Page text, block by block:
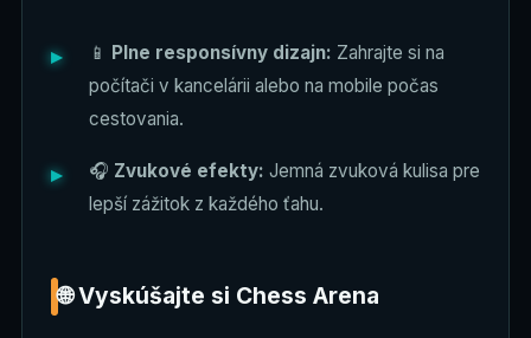
📱 Plne responsívny dizajn: Zahrajte si na
počítači v kancelárii alebo na mobile počas
cestovania.
🎧 Zvukové efekty: Jemná zvuková kulisa pre
lepší zážitok z každého ťahu.
🌐 Vyskúšajte si Chess Arena